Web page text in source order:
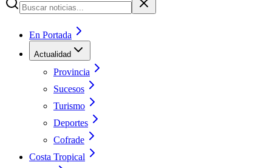
En Portada
Actualidad
Provincia
Sucesos
Turismo
Deportes
Cofrade
Costa Tropical